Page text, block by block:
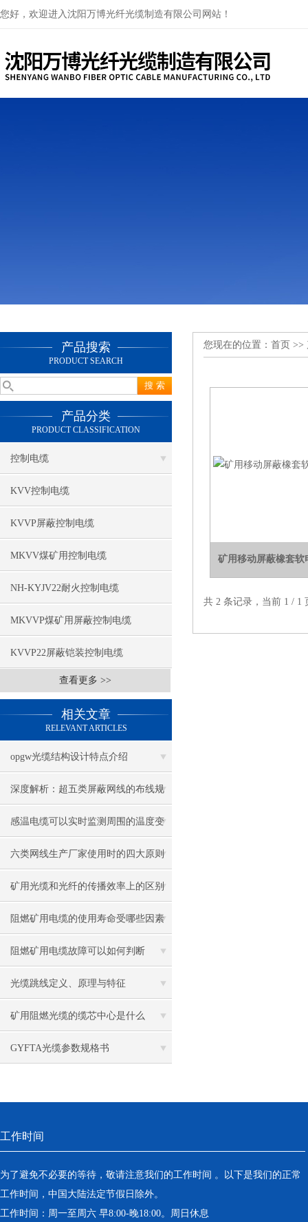
您好，欢迎进入沈阳万博光纤光缆制造有限公司网站！
产品搜索
PRODUCT SEARCH
产品分类
PRODUCT CLASSIFICATION
控制电缆
KVV控制电缆
KVVP屏蔽控制电缆
MKVV煤矿用控制电缆
NH-KYJV22耐火控制电缆
MKVVP煤矿用屏蔽控制电缆
KVVP22屏蔽铠装控制电缆
查看更多 >>
相关文章
RELEVANT ARTICLES
opgw光缆结构设计特点介绍
深度解析：超五类屏蔽网线的布线规
范与注意事项
感温电缆可以实时监测周围的温度变
化
六类网线生产厂家使用时的四大原则
矿用光缆和光纤的传播效率上的区别
是什么
阻燃矿用电缆的使用寿命受哪些因素
影响？延长寿命的技巧
阻燃矿用电缆故障可以如何判断
光缆跳线定义、原理与特征
矿用阻燃光缆的缆芯中心是什么
GYFTA光缆参数规格书
您现在的位置： 首页 >>
矿用移动屏蔽橡套
共 2 条记录，当前 1 /
工作时间
为了避免不必要的等待，敬请注意我们的工作时间 。以下是我们的正常
工作时间，中国大陆法定节假日除外。
工作时间：周一至周六 早8:00-晚18:00。周日休息